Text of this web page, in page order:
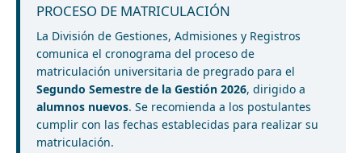
PROCESO DE MATRICULACIÓN
La División de Gestiones, Admisiones y Registros
comunica el cronograma del proceso de
matriculación universitaria de pregrado para el
Segundo Semestre de la Gestión 2026, dirigido a
alumnos nuevos. Se recomienda a los postulantes
cumplir con las fechas establecidas para realizar su
matriculación.